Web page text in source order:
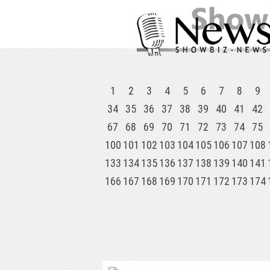
1 2 3 4 5 6 7 8 9
34 35 36 37 38 39 40 41 42
67 68 69 70 71 72 73 74 75
100101102103104105106107108
133134135136137138139140141
166167168169170171172173174